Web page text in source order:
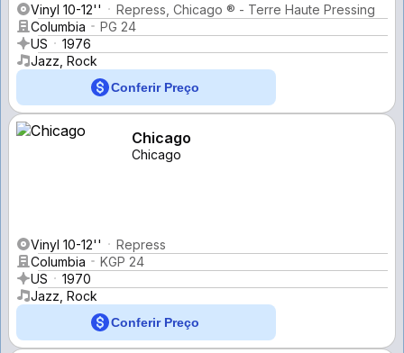
Vinyl 10-12''
Repress, Chicago ® - Terre Haute Pressing
Columbia
PG 24
US
1976
Jazz, Rock
Conferir Preço
Chicago
Chicago
Vinyl 10-12''
Repress
Columbia
KGP 24
US
1970
Jazz, Rock
Conferir Preço